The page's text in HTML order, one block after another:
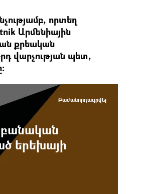
որտեղ
Արմենիային
քրեական
վարչության պետ,
երեխայի
Բաժանորդագրվել